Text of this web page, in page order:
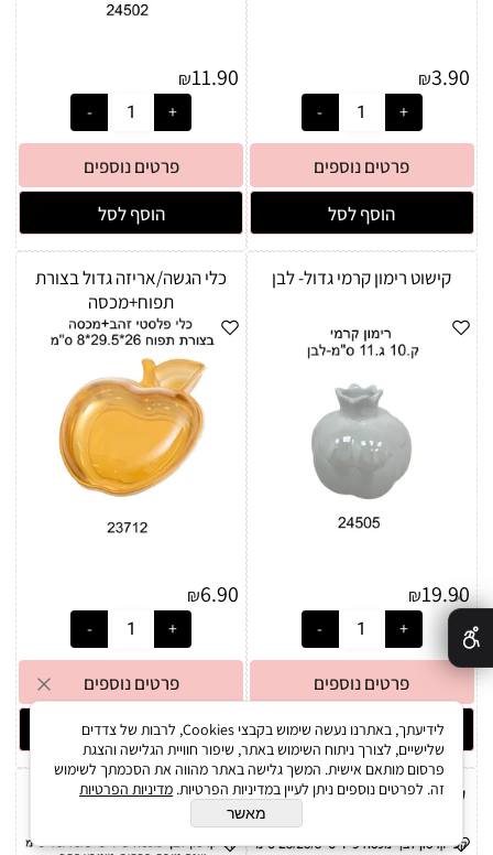
₪3.90
פרטים נוספים
הוסף לסל
₪11.90
פרטים נוספים
הוסף לסל
קישוט רימון קרמי גדול- לבן
₪19.90
פרטים נוספים
הוסף לסל
כלי הגשה/אריזה גדול בצורת
תפוח+מכסה
₪6.90
פרטים נוספים
הוסף לסל
קופסא+מכסה גדולה שנה טובה קופסא+מכסה קטנה שנה טובה
✕
לידיעתך, באתרנו נעשה שימוש בקבצי Cookies, לרבות של צדדים
שלישיים, לצורך ניתוח השימוש באתר, שיפור חוויית הגלישה והצגת
פרסום מותאם אישית. המשך גלישה באתר מהווה את הסכמתך לשימוש
זה. לפרטים נוספים ניתן לעיין במדיניות הפרטיות. מדיניות הפרטיות
מאשר